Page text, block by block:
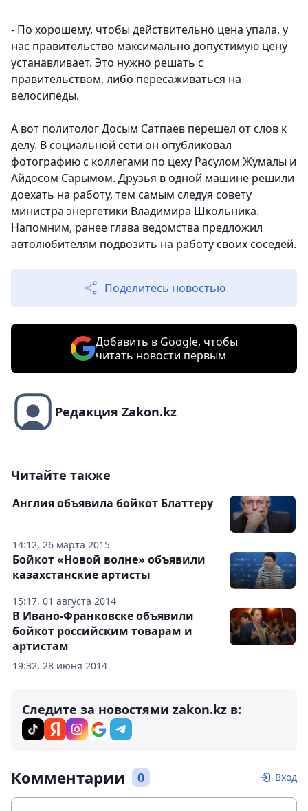
- По хорошему, чтобы действительно цена упала, у
нас правительство максимально допустимую цену
устанавливает. Это нужно решать с
правительством, либо пересаживаться на
велосипеды.
А вот политолог Досым Сатпаев перешел от слов к
делу. В социальной сети он опубликовал
фотографию с коллегами по цеху Расулом Жумалы и
Айдосом Сарымом. Друзья в одной машине решили
доехать на работу, тем самым следуя совету
министра энергетики Владимира Школьника.
Напомним, ранее глава ведомства предложил
автолюбителям подвозить на работу своих соседей.
Поделитесь новостью
Добавить в Google, чтобы
читать новости первым
Редакция Zakon.kz
Читайте также
14:12, 26 марта 2015
Англия объявила бойкот Блаттеру
15:17, 01 августа 2014
Бойкот «Новой волне» объявили
казахстанские артисты
19:32, 28 июня 2014
В Ивано-Франковске объявили
бойкот российским товарам и
артистам
Следите за новостями zakon.kz в:
Комментарии 0 Вход